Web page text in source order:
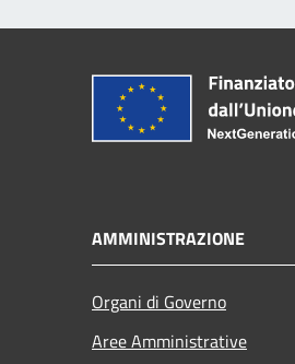
AMMINISTRAZIONE
Organi di Governo
Aree Amministrative